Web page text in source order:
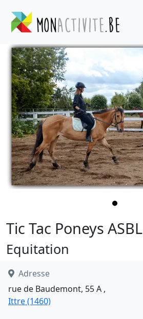
Tic Tac Poneys ASBL
Equitation
Adresse
rue de Baudemont, 55 A ,
Ittre (1460)